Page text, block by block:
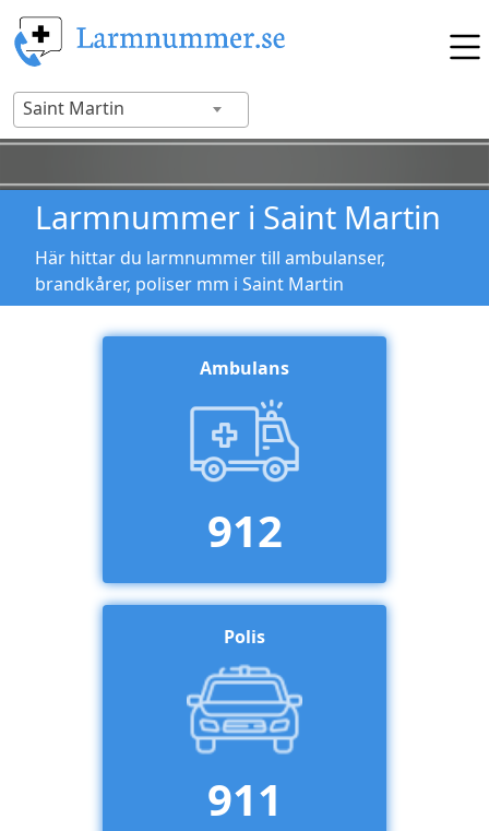
Saint Martin
Larmnummer i Saint Martin
Här hittar du larmnummer till ambulanser,
brandkårer, poliser mm i Saint Martin
Ambulans
912
Polis
911